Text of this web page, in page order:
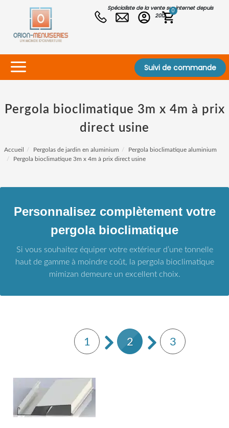
Spécialiste de la vente sur internet depuis
2012
0
Suivi de commande
Pergola bioclimatique 3m x 4m à prix
direct usine
Accueil Pergolas de jardin en aluminium
Pergola bioclimatique aluminium
Pergola bioclimatique 3m x 4m à prix direct usine
Personnalisez complètement votre
pergola bioclimatique
Si vous souhaitez équiper votre extérieur d’une tonnelle
haut de gamme à moindre coût, la pergola bioclimatique
mimizan demeure un excellent choix.
1 2 3